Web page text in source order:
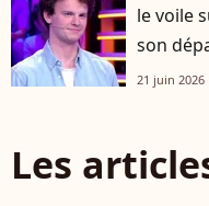
le voile
son
21 juin 2026
Les